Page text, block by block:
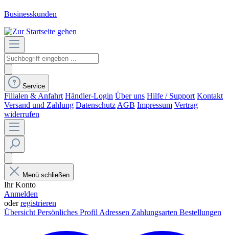
Businesskunden
Service
Filialen & Anfahrt Händler-Login Über uns Hilfe / Support Kontakt
Versand und Zahlung Datenschutz AGB Impressum Vertrag
widerrufen
Menü schließen
Ihr Konto
Anmelden
oderregistrieren
Übersicht Persönliches Profil Adressen Zahlungsarten Bestellungen